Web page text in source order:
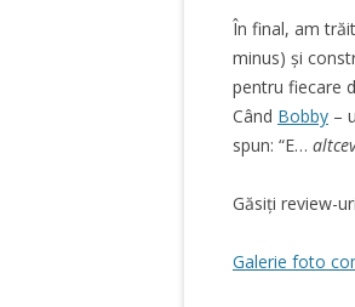
În final, am
minus) și
pentru fiecare
Când Bobby –
spun: “E…
Găsiți review-
Galerie foto